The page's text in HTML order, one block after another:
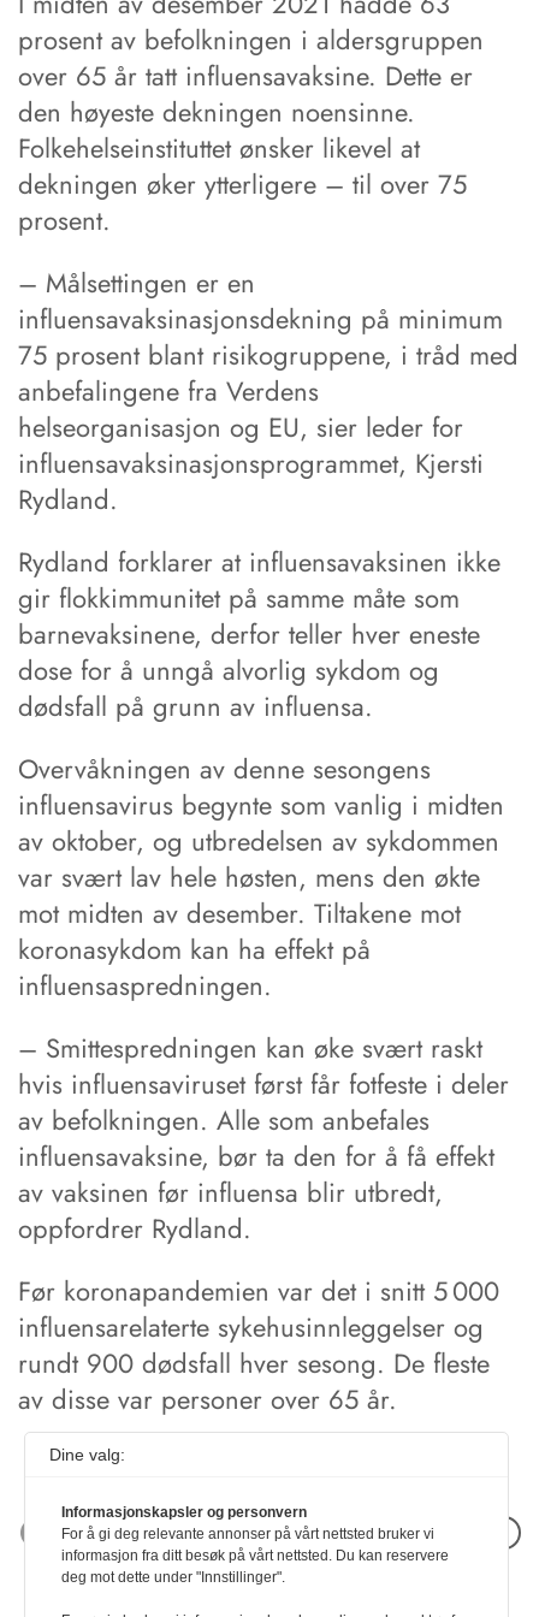
prosent av befolkningen i aldersgruppen
over 65 år tatt influensavaksine. Dette er
den høyeste dekningen noensinne.
Folkehelseinstituttet ønsker likevel at
dekningen øker ytterligere – til over 75
prosent.
– Målsettingen er en
influensavaksinasjonsdekning på minimum
75 prosent blant risikogruppene, i tråd med
anbefalingene fra Verdens
helseorganisasjon og EU, sier leder for
influensavaksinasjonsprogrammet, Kjersti
Rydland.
Rydland forklarer at influensavaksinen ikke
gir flokkimmunitet på samme måte som
barnevaksinene, derfor teller hver eneste
dose for å unngå alvorlig sykdom og
dødsfall på grunn av influensa.
Overvåkningen av denne sesongens
influensavirus begynte som vanlig i midten
av oktober, og utbredelsen av sykdommen
var svært lav hele høsten, mens den økte
mot midten av desember. Tiltakene mot
koronasykdom kan ha effekt på
influensaspredningen.
– Smittespredningen kan øke svært raskt
hvis influensaviruset først får fotfeste i deler
av befolkningen. Alle som anbefales
influensavaksine, bør ta den for å få effekt
av vaksinen før influensa blir utbredt,
oppfordrer Rydland.
Før koronapandemien var det i snitt 5 000
influensarelaterte sykehusinnleggelser og
rundt 900 dødsfall hver sesong. De fleste
av disse var personer over 65 år.
Neste artikkel
Dine valg:
Informasjonskapsler og personvern
For å gi deg relevante annonser på vårt nettsted bruker vi
informasjon fra ditt besøk på vårt nettsted. Du kan reservere
deg mot dette under "Innstillinger".